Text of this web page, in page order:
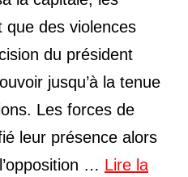
que des violences
du président
jusqu’à la tenue
Les forces de
leur présence alors
… Lire la